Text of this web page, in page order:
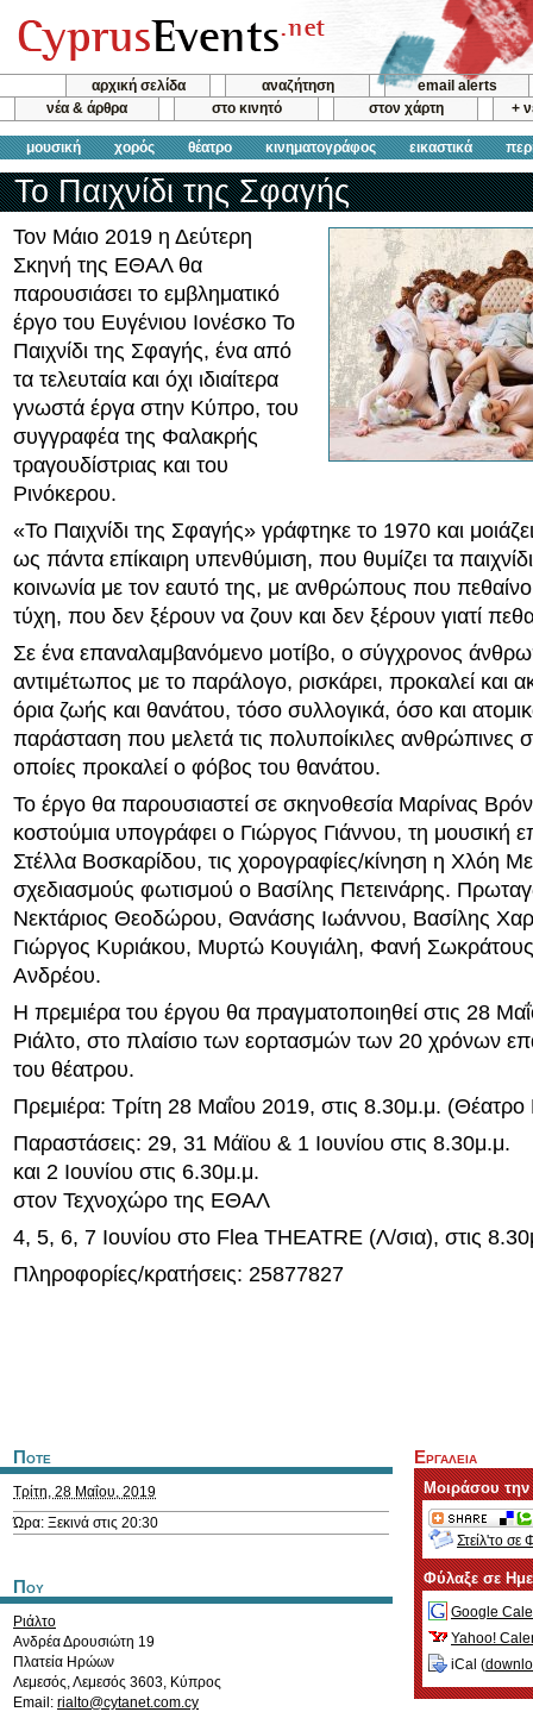
αρχική σελίδα αναζήτηση
email alerts
νέα & άρθρα
στο κινητό στον χάρτη +
μουσική χορός θέατρο κινηματογράφος εικαστικά
Το Παιχνίδι της Σφαγής
Τον Μάιο 2019 η Δεύτερη
Σκηνή της ΕΘΑΛ θα
παρουσιάσει το εμβληματικό
έργο του Ευγένιου Ιονέσκο Το
Παιχνίδι της Σφαγής, ένα από
τα τελευταία και όχι ιδιαίτερα
γνωστά έργα στην Κύπρο, του
συγγραφέα της Φαλακρής
τραγουδίστριας και του
Ρινόκερου.
«Το Παιχνίδι της Σφαγής» γράφτηκε το 1970 και
ως πάντα επίκαιρη υπενθύμιση, που θυμίζει τα
κοινωνία με τον εαυτό της, με ανθρώπους που
τύχη, που δεν ξέρουν να ζουν και δεν ξέρουν γιατί
Σε ένα επαναλαμβανόμενο μοτίβο, ο σύγχρονος
αντιμέτωπος με το παράλογο, ρισκάρει, προκαλεί και
όρια ζωής και θανάτου, τόσο συλλογικά, όσο και
παράσταση που μελετά τις πολυποίκιλες ανθρώπινες
οποίες προκαλεί ο φόβος του θανάτου.
Το έργο θα παρουσιαστεί σε σκηνοθεσία Μαρίνας
κοστούμια υπογράφει ο Γιώργος Γιάννου, τη μουσική
Στέλλα Βοσκαρίδου, τις χορογραφίες/κίνηση η Χλόη
σχεδιασμούς φωτισμού ο Βασίλης Πετεινάρης.
Νεκτάριος Θεοδώρου, Θανάσης Ιωάννου, Βασίλης
Γιώργος Κυριάκου, Μυρτώ Κουγιάλη, Φανή Σωκράτους
Ανδρέου.
Η πρεμιέρα του έργου θα πραγματοποιηθεί στις 28
Ριάλτο, στο πλαίσιο των εορτασμών των 20 χρόνων
του θέατρου.
Πρεμιέρα: Τρίτη 28 Μαΐου 2019, στις 8.30μ.μ. (Θέατρο
Παραστάσεις: 29, 31 Μάϊου & 1 Ιουνίου στις 8.30μ.μ.
και 2 Ιουνίου στις 6.30μ.μ.
στον Τεχνοχώρο της ΕΘΑΛ
4, 5, 6, 7 Ιουνίου στο Flea THEATRE (Λ/σια), στις
Πληροφορίες/κρατήσεις: 25877827
Ποτε
Τρίτη, 28 Μαΐου, 2019
Ώρα: Ξεκινά στις 20:30
Που
Ριάλτο
Ανδρέα Δρουσιώτη 19
Πλατεία Ηρώων
Λεμεσός,Λεμεσός 3603, Κύπρος
Email: rialto@cytanet.com.cy
Εργαλεια
Μοιράσου
Στείλ'το σε
Φύλαξε σε
Google
Yahoo!
iCal (